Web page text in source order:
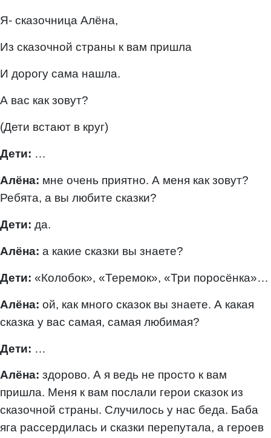
Я- сказочница Алёна,
Из сказочной страны к вам пришла
И дорогу сама нашла.
А вас как зовут?
(Дети встают в круг)
Дети: …
Алёна: мне очень приятно. А меня как зовут?
Ребята, а вы любите сказки?
Дети: да.
Алёна: а какие сказки вы знаете?
Дети: «Колобок», «Теремок», «Три поросёнка»…
Алёна: ой, как много сказок вы знаете. А какая
сказка у вас самая, самая любимая?
Дети: …
Алёна: здорово. А я ведь не просто к вам
пришла. Меня к вам послали герои сказок из
сказочной страны. Случилось у нас беда. Баба
яга рассердилась и сказки перепутала, а героев